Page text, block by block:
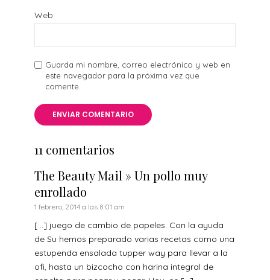
Web
Guarda mi nombre, correo electrónico y web en
este navegador para la próxima vez que
comente.
11 comentarios
The Beauty Mail » Un pollo muy
enrollado
1 febrero, 2014 a las 8:01 am
[…] juego de cambio de papeles. Con la ayuda
de Su hemos preparado varias recetas como una
estupenda ensalada tupper way para llevar a la
ofi, hasta un bizcocho con harina integral de